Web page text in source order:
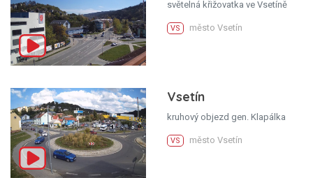
světelná křižovatka ve Vsetíně
VS město Vsetín
Vsetín
kruhový objezd gen. Klapálka
VS město Vsetín